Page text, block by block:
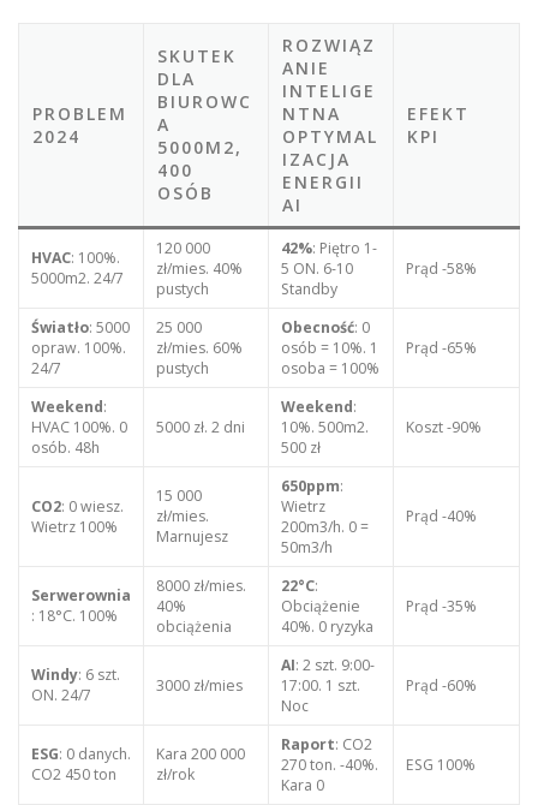
PROBLEM
2024
SKUTEK
DLA
BIUROWC
A
5000M2,
400
OSÓB
ROZWIĄZ
ANIE
INTELIGE
NTNA
OPTYMAL
IZACJA
ENERGII
AI
EFEKT
KPI
HVAC: 100%.
5000m2. 24/7
120 000
zł/mies. 40%
pustych
42%: Piętro 1-
5 ON. 6-10
Standby
Prąd -58%
Światło: 5000
opraw. 100%.
24/7
25 000
zł/mies. 60%
pustych
Obecność: 0
osób = 10%. 1
osoba = 100%
Prąd -65%
Weekend:
HVAC 100%. 0
osób. 48h
5000 zł. 2 dni
Weekend:
10%. 500m2.
500 zł
Koszt -90%
CO2: 0 wiesz.
Wietrz 100%
15 000
zł/mies.
Marnujesz
650ppm:
Wietrz
200m3/h. 0 =
50m3/h
Prąd -40%
Serwerownia
: 18°C. 100%
8000 zł/mies.
40%
obciążenia
22°C:
Obciążenie
40%. 0 ryzyka
Prąd -35%
Windy: 6 szt.
ON. 24/7
3000 zł/mies
AI: 2 szt. 9:00-
17:00. 1 szt.
Noc
Prąd -60%
ESG: 0 danych.
CO2 450 ton
Kara 200 000
zł/rok
Raport: CO2
270 ton. -40%.
Kara 0
ESG 100%